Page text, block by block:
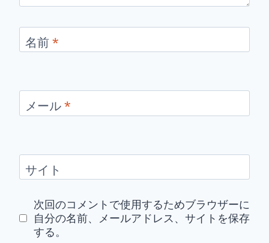
名前 *
メール *
サイト
次回のコメントで使用するためブラウザーに
自分の名前、メールアドレス、サイトを保存
する。